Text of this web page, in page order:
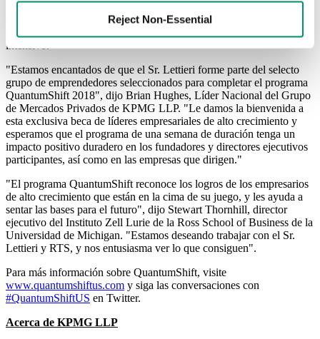
Reject Non-Essential
Universidad de Michigan ofrece a los CEOs acceso a una red
exclusiva de Fellows entre pares centrada en la resolución continua
de problemas, el desarrollo y la tutoría, además del programa
intensivo.
"Estamos encantados de que el Sr. Lettieri forme parte del selecto
grupo de emprendedores seleccionados para completar el programa
QuantumShift 2018", dijo Brian Hughes, Líder Nacional del Grupo
de Mercados Privados de KPMG LLP. "Le damos la bienvenida a
esta exclusiva beca de líderes empresariales de alto crecimiento y
esperamos que el programa de una semana de duración tenga un
impacto positivo duradero en los fundadores y directores ejecutivos
participantes, así como en las empresas que dirigen."
"El programa QuantumShift reconoce los logros de los empresarios
de alto crecimiento que están en la cima de su juego, y les ayuda a
sentar las bases para el futuro", dijo Stewart Thornhill, director
ejecutivo del Instituto Zell Lurie de la Ross School of Business de la
Universidad de Michigan. "Estamos deseando trabajar con el Sr.
Lettieri y RTS, y nos entusiasma ver lo que consiguen".
Para más información sobre QuantumShift, visite
www.quantumshiftus.com y siga las conversaciones con
#QuantumShiftUS en Twitter.
Acerca de KPMG LLP